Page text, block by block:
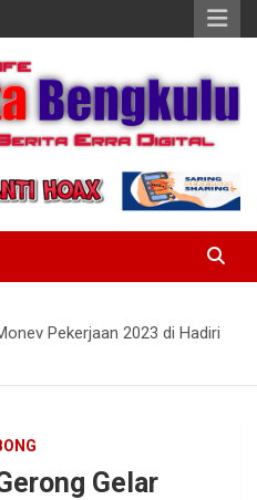
Pekerjaan 2023 di Hadiri
Gelar